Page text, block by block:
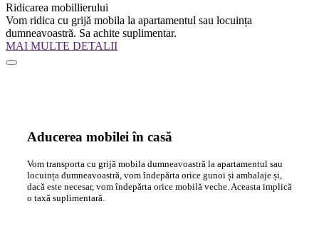
Ridicarea mobillierului
Vom ridica cu grijă mobila la apartamentul sau locuința
dumneavoastră. Sa achite suplimentar.
MAI MULTE DETALII
Aducerea mobilei în casă
Vom transporta cu grijă mobila dumneavoastră la apartamentul sau
locuința dumneavoastră, vom îndepărta orice gunoi și ambalaje și,
dacă este necesar, vom îndepărta orice mobilă veche. Aceasta implică
o taxă suplimentară.